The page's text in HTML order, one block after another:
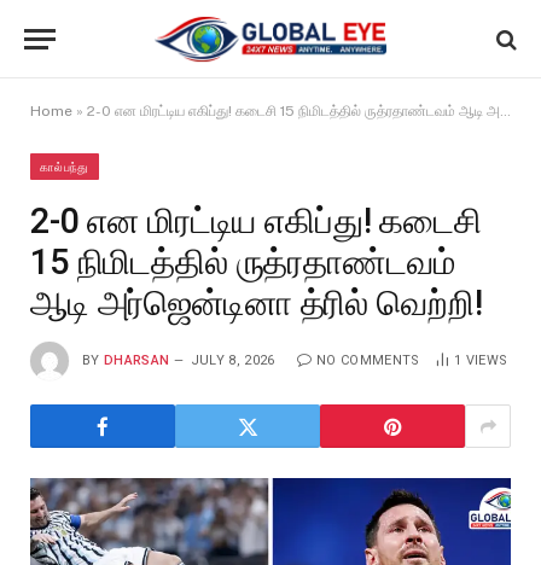
Home » 2-0 என மிரட்டிய எகிப்து! கடைசி 15 நிமிடத்தில் ருத்ரதாண்டவம் ஆடி அர்ஜென்டினா த்ரில் வெற்றி!
கால்பந்து
2-0 என மிரட்டிய எகிப்து! கடைசி
15 நிமிடத்தில் ருத்ரதாண்டவம்
ஆடி அர்ஜென்டினா த்ரில் வெற்றி!
BY DHARSAN JULY 8, 2026 NO COMMENTS 1 VIEWS